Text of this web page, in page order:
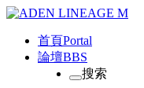
首頁Portal
論壇BBS
搜索